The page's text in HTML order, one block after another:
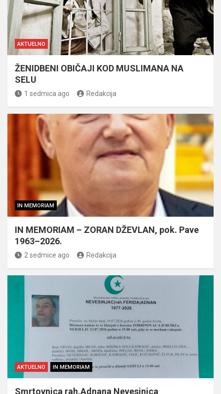
AKTUELNO
ŽENIDBENI OBIČAJI KOD MUSLIMANA NA
SELU
1 sedmica ago Redakcija
IN MEMORIAM
IN MEMORIAM – ZORAN DŽEVLAN, pok. Pave
1963–2026.
2 sedmice ago Redakcija
AKTUELNO IN MEMORIAM
Smrtovnica rah.Adnana Nevesinjca